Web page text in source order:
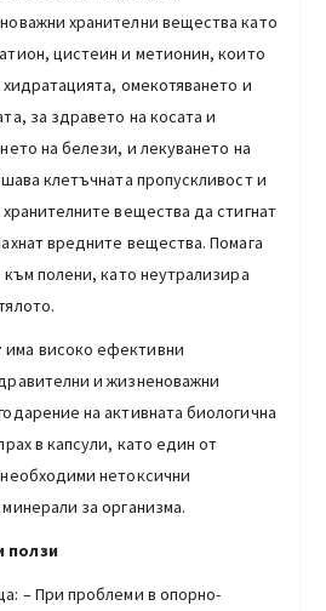
хранителни вещества като
цистеин и метионин, които
омекотяването и
за здравето на косата и
на белези, и лекуването на
клетъчната пропускливост и
вещества да стигнат
вредните вещества. Помага
полени, като неутрализира
има високо ефективни
и жизненоважни
на активната биологична
в капсули, като един от
нетоксични
за организма.
ползи
– При проблеми в опорно-